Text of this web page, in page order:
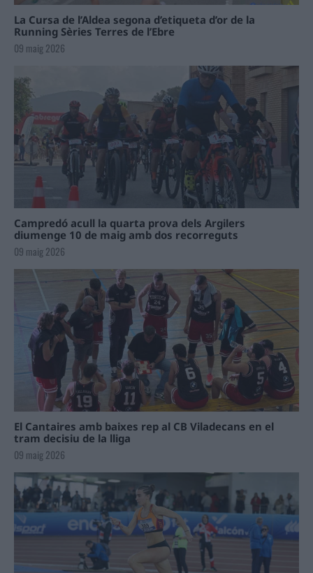
La Cursa de l’Aldea segona d’etiqueta d’or de la
Running Sèries Terres de l’Ebre
09 maig 2026
Campredó acull la quarta prova dels Argilers
diumenge 10 de maig amb dos recorreguts
09 maig 2026
El Cantaires amb baixes rep al CB Viladecans en el
tram decisiu de la lliga
09 maig 2026